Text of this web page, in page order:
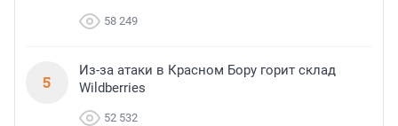
58 249
5
Из-за атаки в Красном Бору горит склад
Wildberries
52 532